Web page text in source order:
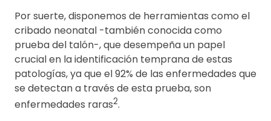
Por suerte, disponemos de herramientas como el
cribado neonatal -también conocida como
prueba del talón-, que desempeña un papel
crucial en la identificación temprana de estas
patologías, ya que el 92% de las enfermedades que
se detectan a través de esta prueba, son
enfermedades raras2.